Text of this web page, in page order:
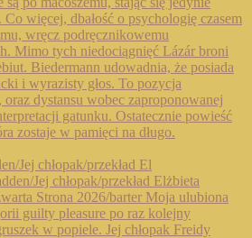
Jej chłopak/przekład El